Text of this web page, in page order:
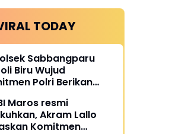
TODAY
Sabbangparu
Biru Wujud
Polri Berikan
Maros resmi
Akram Lallo
Komitmen